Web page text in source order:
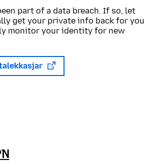
part of a data breach. If so, let
get your private info back for you
monitor your identity for new